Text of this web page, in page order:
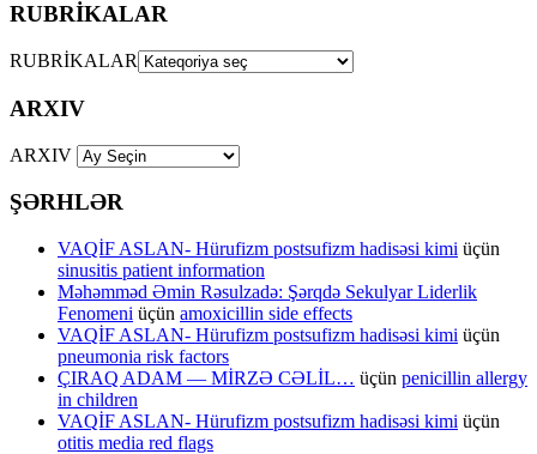
RUBRİKALAR
RUBRİKALAR
ARXIV
ARXIV
ŞƏRHLƏR
VAQİF ASLAN- Hürufizm postsufizm hadisəsi kimi üçün
sinusitis patient information
Məhəmməd Əmin Rəsulzadə: Şərqdə Sekulyar Liderlik
Fenomeni üçün amoxicillin side effects
VAQİF ASLAN- Hürufizm postsufizm hadisəsi kimi üçün
pneumonia risk factors
ÇIRAQ ADAM — MİRZƏ CƏLİL… üçün penicillin allergy
in children
VAQİF ASLAN- Hürufizm postsufizm hadisəsi kimi üçün
otitis media red flags